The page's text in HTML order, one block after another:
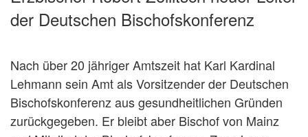
der Deutschen Bischofskonferenz
Nach über 20 jähriger Amtszeit hat Karl Kardinal
Lehmann sein Amt als Vorsitzender der Deutschen
Bischofskonferenz aus gesundheitlichen Gründen
zurückgegeben. Er bleibt aber Bischof von Mainz